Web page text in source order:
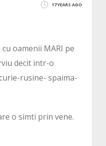
17 YEARS AGO
oamenii MARI pe
decit intr-o
rusine- spaima-
o simti prin vene.